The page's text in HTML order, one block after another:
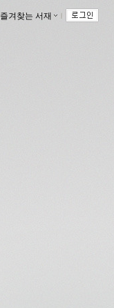
즐겨찾는 서재